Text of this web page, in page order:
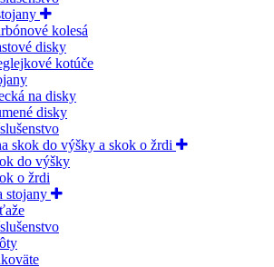
kolesá
disky
kotúče
na disky
disky
skok do výšky a skok o žrdi
do výšky
o žrdi
stojany